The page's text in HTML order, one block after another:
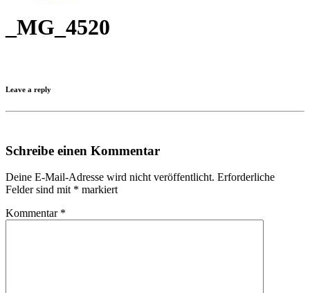
_MG_4520
Leave a reply
Schreibe einen Kommentar
Deine E-Mail-Adresse wird nicht veröffentlicht. Erforderliche
Felder sind mit * markiert
Kommentar *